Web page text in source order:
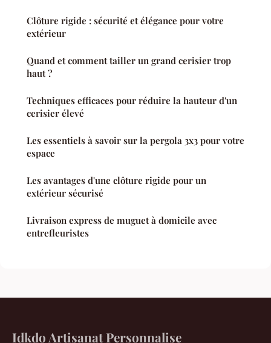
Clôture rigide : sécurité et élégance pour votre
extérieur
Quand et comment tailler un grand cerisier trop
haut ?
Techniques efficaces pour réduire la hauteur d'un
cerisier élevé
Les essentiels à savoir sur la pergola 3x3 pour votre
espace
Les avantages d'une clôture rigide pour un
extérieur sécurisé
Livraison express de muguet à domicile avec
entrefleuristes
Idkdo Artisanat Personnalise